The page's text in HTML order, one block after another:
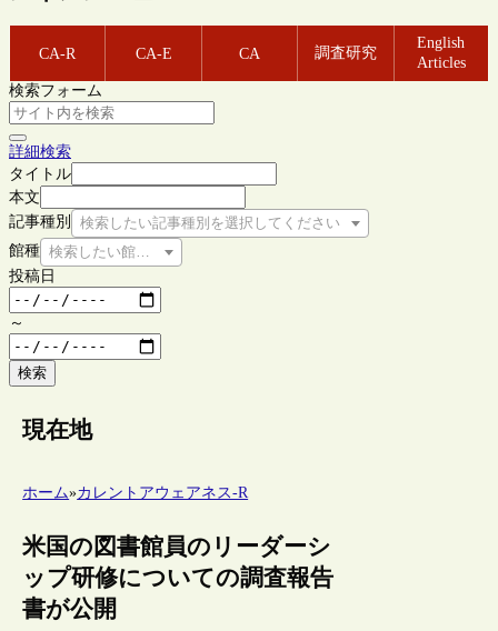
CA-R CA-E CA 調査研究
English
Articles
検索フォーム
詳細検索
タイトル
本文
記事種別
検索したい記事種別を選択してください
館種 検索したい館種を選択してください
投稿日
～
検索
現在地
ホーム»カレントアウェアネス-R
米国の図書館員のリーダーシ
ップ研修についての調査報告
書が公開